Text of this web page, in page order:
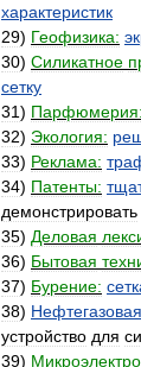
характеристик
29) Геофизика:
30) Силикатное
сетку
31) Парфюмерия:
32) Экология:
33) Реклама:
34) Патенты:
демонстрировать
35) Деловая
36) Бытовая
37) Бурение:
38) Нефтегазовая
устройство для
39)